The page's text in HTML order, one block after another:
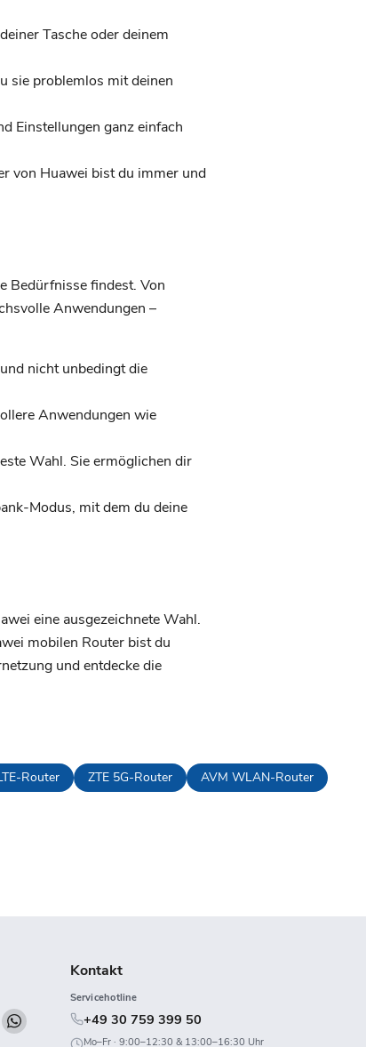
Tasche oder deinem
sie problemlos mit deinen
Einstellungen ganz einfach
von Huawei bist du immer und
Bedürfnisse findest. Von
Anwendungen –
nicht unbedingt die
Anwendungen wie
Wahl. Sie ermöglichen dir
Modus, mit dem du deine
eine ausgezeichnete Wahl.
mobilen Router bist du
und entdecke die
Router ZTE 5G-Router AVM WLAN-Router
Finden
Kontakt
Servicehotline
+49 30 759 399 50
Mo–Fr · 9:00–12:30 & 13:00–16:30 Uhr